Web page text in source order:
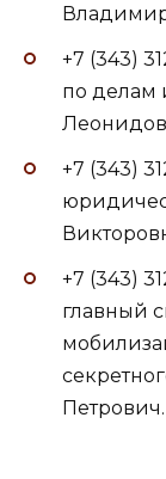
+7 (343)
по делам
+7 (343)
+7 (343)
главный
Петрович.